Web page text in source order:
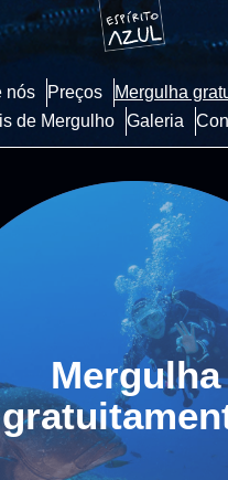
nós Preços
Mergulha
de Mergulho
Galeria
Mergulha